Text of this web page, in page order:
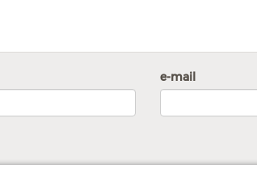
e-mail